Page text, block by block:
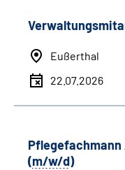
Eußerthal
22.07.2026
(m/w/d)